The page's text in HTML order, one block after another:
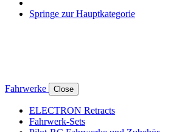
Springe zur Hauptkategorie
Fahrwerke Close
ELECTRON Retracts
Fahrwerk-Sets